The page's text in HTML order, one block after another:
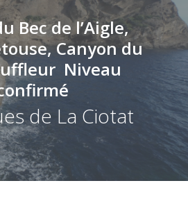
Bec de l’Aigle,
Canyon du
Niveau
de La Ciotat